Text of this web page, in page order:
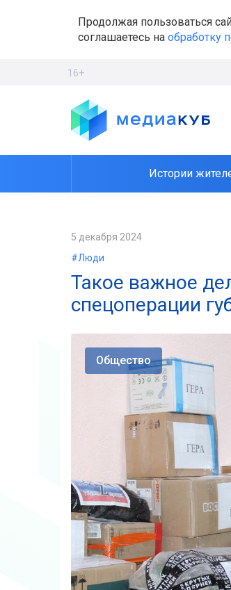
Продолжая пользоваться
соглашаетесь на обработку
16+
Истории
5 декабря 2024
#Люди
Такое важное
спецоперации
Общество